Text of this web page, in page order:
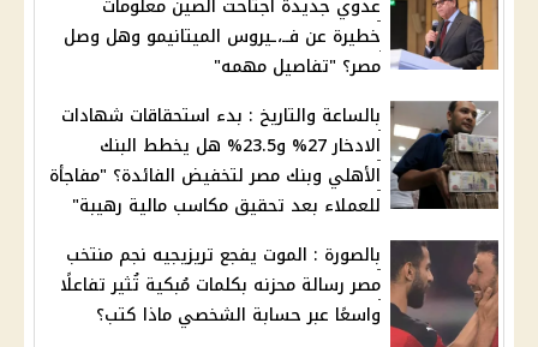
عدوي جديدة اجتاحت الصين معلومات
خطيرة عن فــ،ـيروس الميتانيمو وهل وصل
مصر؟ "تفاصيل مهمه"
بالساعة والتاريخ : بدء استحقاقات شهادات
الادخار 27% و23.5% هل يخطط البنك
الأهلي وبنك مصر لتخفيض الفائدة؟ "مفاجأة
للعملاء بعد تحقيق مكاسب مالية رهيبة"
بالصورة : الموت يفجع تريزيجيه نجم منتخب
مصر رسالة محزنه بكلمات مُبكية تُثير تفاعلًا
واسعًا عبر حسابة الشخصي ماذا كتب؟